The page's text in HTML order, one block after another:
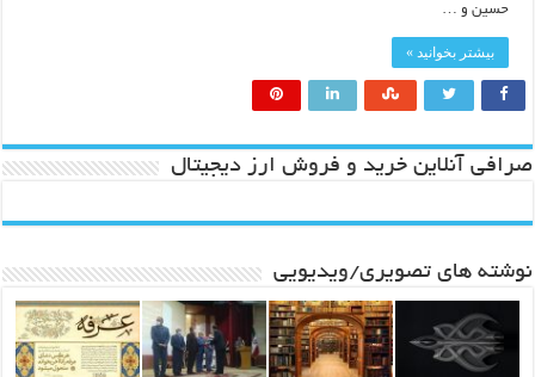
حسین و …
بیشتر بخوانید »
صرافی آنلاین خرید و فروش ارز دیجیتال
نوشته های تصویری/ویدیویی